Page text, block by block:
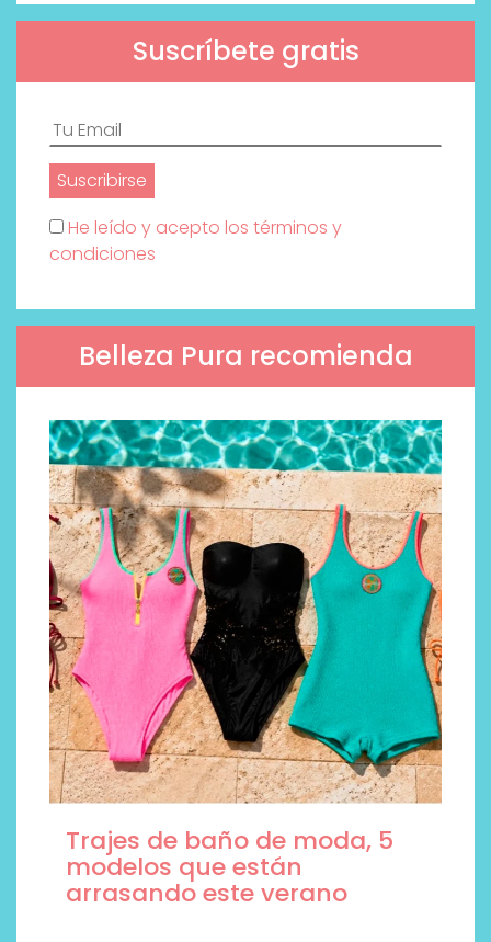
Suscríbete gratis
He leído y acepto los términos y
condiciones
Belleza Pura recomienda
Trajes de baño de moda, 5
modelos que están
arrasando este verano